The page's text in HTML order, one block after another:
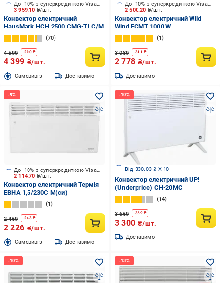
3 959.10 ₴/шт.
До -10% з суперкредиткою Visa Вигода
Конвектор електричний
HausMark HCH 2500 CMG-TLC/M
70
4 599 -200₴
4 399 ₴/шт.
Cамовивіз Доставимо
2 500.20 ₴/шт.
До -10% з суперкредиткою Visa Вигода
Конвектор електричний Wild
Wind ECMT 1000 W
1
3 089 -311 ₴
2 778 ₴/шт.
Доставимо
2 114.70 ₴/шт.
До -10% з суперкредиткою Visa Вигода
Конвектор електричний Термія
ЕВНА 1,5/230С М(си)
1
2 469 -243₴
2 226 ₴/шт.
Cамовивіз Доставимо
Від 330.03 ₴ X 10
Конвектор електричний UP!
(Underprice) CH-20MC
14
3 669 -369₴
3 300 ₴/шт.
Доставимо